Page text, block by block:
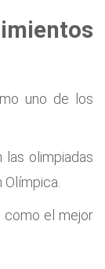
uno de los
las olimpiadas
como el mejor